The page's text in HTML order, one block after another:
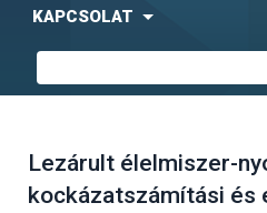
KAPCSOLAT
Lezárult élelmiszer-
kockázatszámítási és